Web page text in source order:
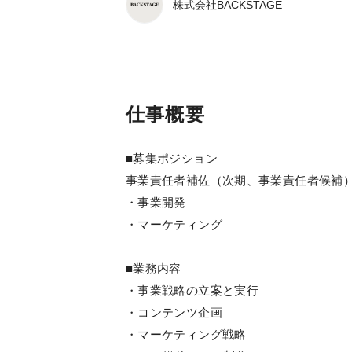
株式会社BACKSTAGE
仕事概要
■募集ポジション
事業責任者補佐（次期、事業責任者候補
・事業開発
・マーケティング
■業務内容
・事業戦略の立案と実行
・コンテンツ企画
・マーケティング戦略